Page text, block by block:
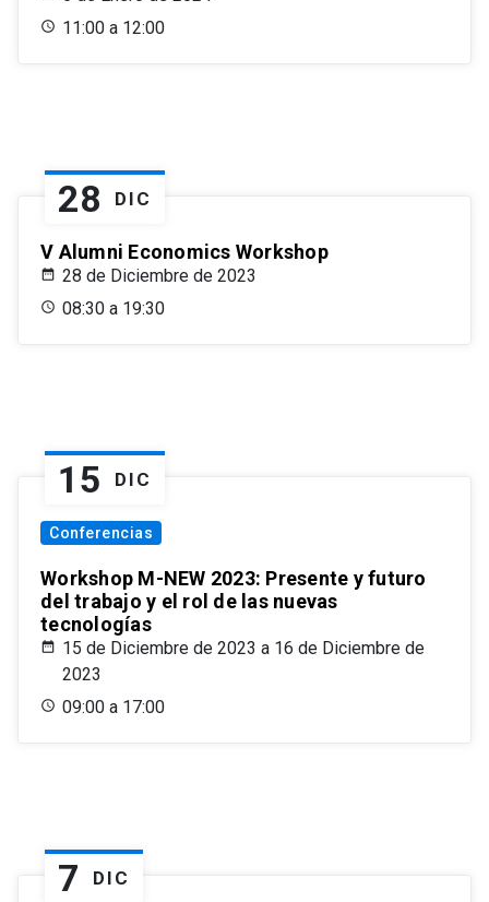
11:00 a 12:00
28 DIC
V Alumni Economics Workshop
28 de Diciembre de 2023
08:30 a 19:30
15 DIC
Conferencias
Workshop M-NEW 2023: Presente y futuro
del trabajo y el rol de las nuevas
tecnologías
15 de Diciembre de 2023 a 16 de Diciembre de
2023
09:00 a 17:00
7 DIC